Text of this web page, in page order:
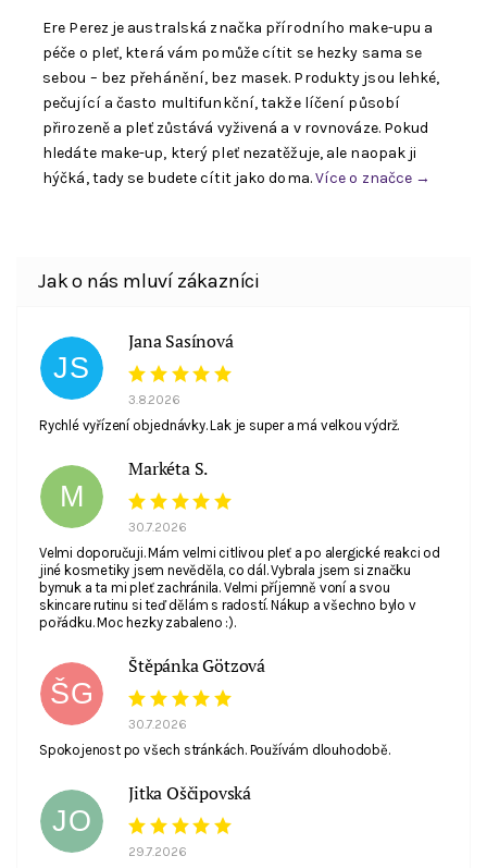
Ere Perez je australská značka přírodního make-upu a
péče o pleť, která vám pomůže cítit se hezky sama se
sebou – bez přehánění, bez masek. Produkty jsou lehké,
pečující a často multifunkční, takže líčení působí
přirozeně a pleť zůstává vyživená a v rovnováze. Pokud
hledáte make-up, který pleť nezatěžuje, ale naopak ji
hýčká, tady se budete cítit jako doma.Více o značce →
JS
Jana Sasínová
3.8.2026
Rychlé vyřízení objednávky. Lak je super a má velkou výdrž.
M
Markéta S.
30.7.2026
Velmi doporučuji. Mám velmi citlivou pleť a po alergické reakci od
jiné kosmetiky jsem nevěděla, co dál. Vybrala jsem si značku
bymuk a ta mi pleť zachránila. Velmi příjemně voní a svou
skincare rutinu si teď dělám s radostí. Nákup a všechno bylo v
pořádku. Moc hezky zabaleno :).
ŠG
Štěpánka Götzová
30.7.2026
Spokojenost po všech stránkách. Používám dlouhodobě.
JO
Jitka Oščipovská
29.7.2026